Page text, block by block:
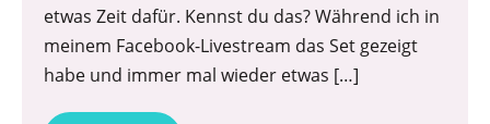
etwas Zeit dafür. Kennst du das? Während ich in
meinem Facebook-Livestream das Set gezeigt
habe und immer mal wieder etwas […]